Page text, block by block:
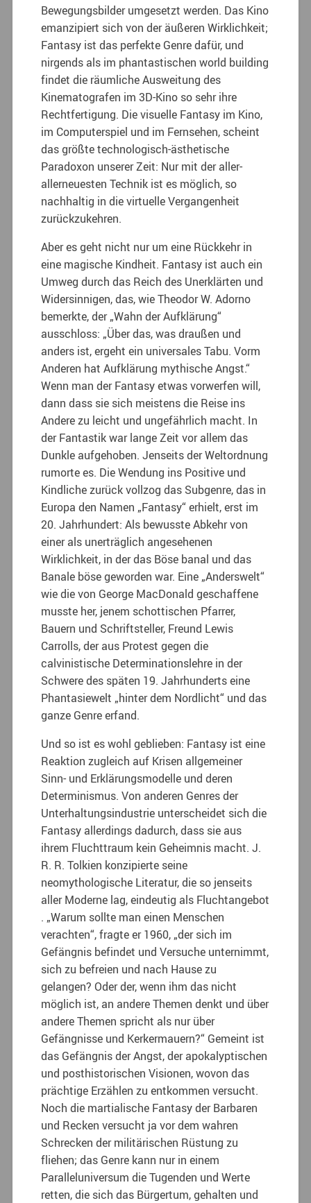
Bewegungsbilder umgesetzt werden. Das Kino
emanzipiert sich von der äußeren Wirklichkeit;
Fantasy ist das perfekte Genre dafür, und
nirgends als im phantastischen world building
findet die räumliche Ausweitung des
Kinematografen im 3D-Kino so sehr ihre
Rechtfertigung. Die visuelle Fantasy im Kino,
im Computerspiel und im Fernsehen, scheint
das größte technologisch-ästhetische
Paradoxon unserer Zeit: Nur mit der aller-
allerneuesten Technik ist es möglich, so
nachhaltig in die virtuelle Vergangenheit
zurückzukehren.
Aber es geht nicht nur um eine Rückkehr in
eine magische Kindheit. Fantasy ist auch ein
Umweg durch das Reich des Unerklärten und
Widersinnigen, das, wie Theodor W. Adorno
bemerkte, der „Wahn der Aufklärung“
ausschloss: „Über das, was draußen und
anders ist, ergeht ein universales Tabu. Vorm
Anderen hat Aufklärung mythische Angst.“
Wenn man der Fantasy etwas vorwerfen will,
dann dass sie sich meistens die Reise ins
Andere zu leicht und ungefährlich macht. In
der Fantastik war lange Zeit vor allem das
Dunkle aufgehoben. Jenseits der Weltordnung
rumorte es. Die Wendung ins Positive und
Kindliche zurück vollzog das Subgenre, das in
Europa den Namen „Fantasy“ erhielt, erst im
20. Jahrhundert: Als bewusste Abkehr von
einer als unerträglich angesehenen
Wirklichkeit, in der das Böse banal und das
Banale böse geworden war. Eine „Anderswelt“
wie die von George MacDonald geschaffene
musste her, jenem schottischen Pfarrer,
Bauern und Schriftsteller, Freund Lewis
Carrolls, der aus Protest gegen die
calvinistische Determinationslehre in der
Schwere des späten 19. Jahrhunderts eine
Phantasiewelt „hinter dem Nordlicht“ und das
ganze Genre erfand.
Und so ist es wohl geblieben: Fantasy ist eine
Reaktion zugleich auf Krisen allgemeiner
Sinn- und Erklärungsmodelle und deren
Determinismus. Von anderen Genres der
Unterhaltungsindustrie unterscheidet sich die
Fantasy allerdings dadurch, dass sie aus
ihrem Fluchttraum kein Geheimnis macht. J.
R. R. Tolkien konzipierte seine
neomythologische Literatur, die so jenseits
aller Moderne lag, eindeutig als Fluchtangebot
. „Warum sollte man einen Menschen
verachten“, fragte er 1960, „der sich im
Gefängnis befindet und Versuche unternimmt,
sich zu befreien und nach Hause zu
gelangen? Oder der, wenn ihm das nicht
möglich ist, an andere Themen denkt und über
andere Themen spricht als nur über
Gefängnisse und Kerkermauern?“ Gemeint ist
das Gefängnis der Angst, der apokalyptischen
und posthistorischen Visionen, wovon das
prächtige Erzählen zu entkommen versucht.
Noch die martialische Fantasy der Barbaren
und Recken versucht ja vor dem wahren
Schrecken der militärischen Rüstung zu
fliehen; das Genre kann nur in einem
Paralleluniversum die Tugenden und Werte
retten, die sich das Bürgertum, gehalten und